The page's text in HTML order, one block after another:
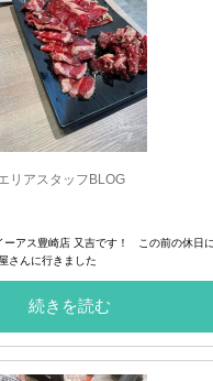
リアスタッフBLOG
ーアス豊崎店 又吉です！ この前の休日
さんに行きました
続きを読む